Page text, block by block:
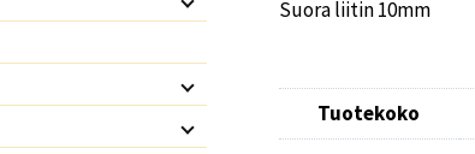
Suora liitin 10mm
Tuotekoko